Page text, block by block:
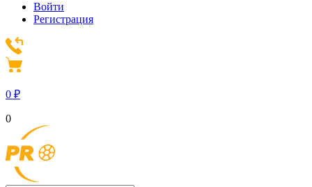
Войти
Регистрация
0 ₽
0